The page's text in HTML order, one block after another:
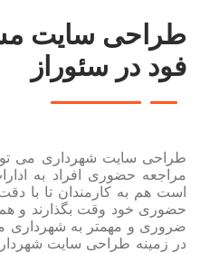
طراحی سایت
فود در سئوراز
طراحی سایت شهرداری می
مراجعه حضوری افراد به
است هم به کارمندان تا با
حضوری خود وقت بگذارند و هم
ضروری و مهمتر به شهرداری
در زمینه طراحی سایت